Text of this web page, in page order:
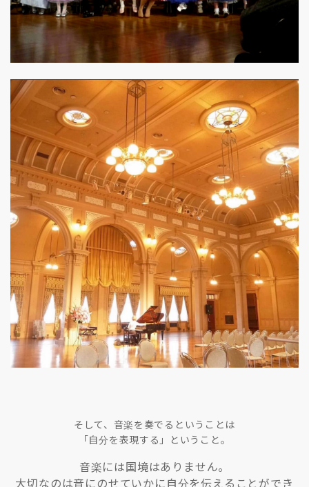
そして、音楽を奏でるということは
「自分を表現する」ということ。
音楽には国境はありません。
大切なのは音にのせていかに自分を伝えることができ